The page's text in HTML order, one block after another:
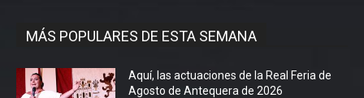
MÁS POPULARES DE ESTA SEMANA
Aquí, las actuaciones de la Real Feria de
Agosto de Antequera de 2026